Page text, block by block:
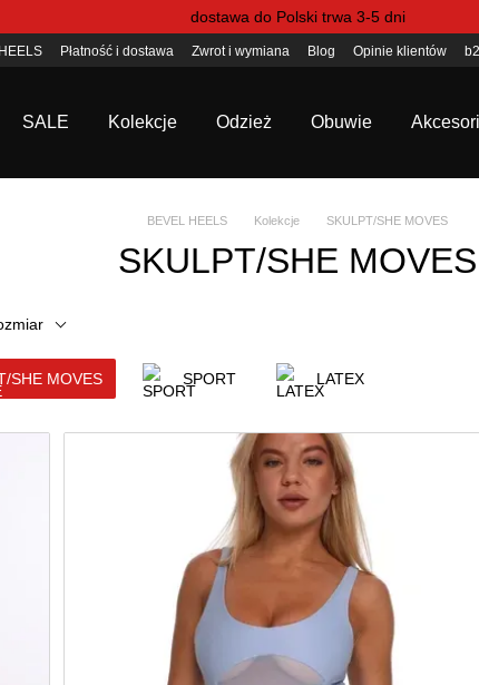
dostawa do Polski trwa 3-5 dni
Płatność i dostawa Zwrot i wymiana Blog Opinie klientów
SALE Kolekcje Odzież Obuwie
BEVEL HEELS Kolekcje SKULPT/SHE MOVES
SKULPT/SHE MOVES
SHE MOVES SPORT LATEX